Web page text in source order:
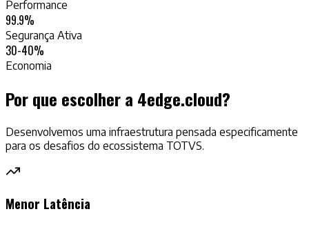
Performance
99.9%
Segurança Ativa
30-40%
Economia
Por que escolher a 4edge.cloud?
Desenvolvemos uma infraestrutura pensada especificamente
para os desafios do ecossistema TOTVS.
Menor Latência